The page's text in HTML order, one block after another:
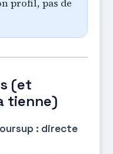
profil, pas de
(et
tienne)
: directe